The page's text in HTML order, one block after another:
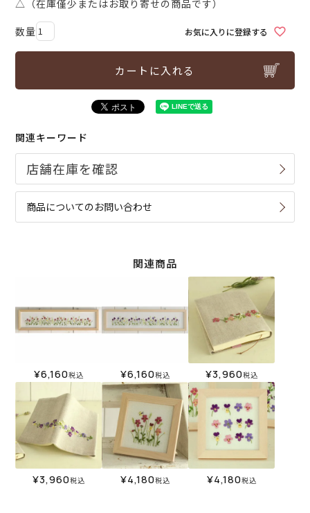
△（在庫僅少またはお取り寄せの商品です）
お気に入りに登録する
カートに入れる
関連キーワード
商品についてのお問い合わせ
関連商品
¥6,160税込 ¥6,160税込 ¥3,960税込
¥3,960税込 ¥4,180税込 ¥4,180税込